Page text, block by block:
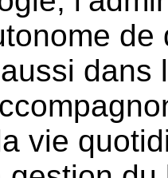
dans
vie